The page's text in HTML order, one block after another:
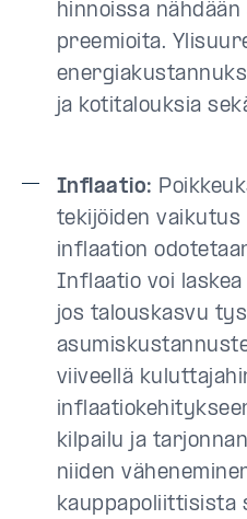
hinnoissa
preemioita.
ja kotitalouksia
Inflaatio:
tekijöiden vaikutus
inflaation
Inflaatio voi
jos talouskasvu
viiveellä
kilpailu ja
niiden
kauppapoliittisista